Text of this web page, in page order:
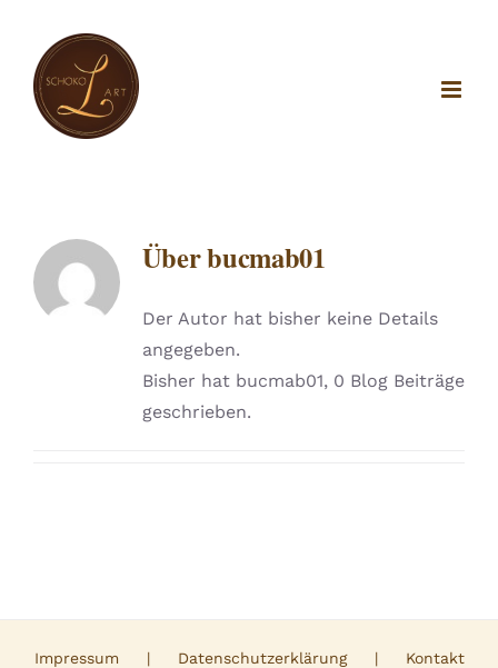
Inhalt
springen
Überbucmab01
Der Autor hat bisher keine Details
angegeben.
Bisher hat bucmab01, 0 Blog Beiträge
geschrieben.
Impressum Datenschutzerklärung Kontakt